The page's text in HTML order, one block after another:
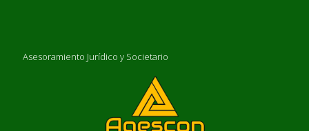
Asesoramiento Jurídico y Societario